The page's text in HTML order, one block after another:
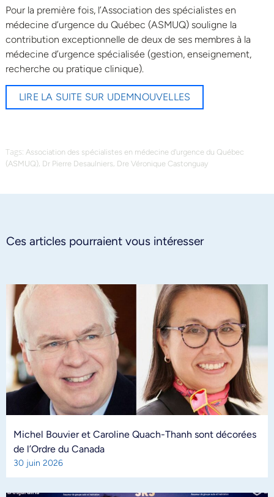
Pour la première fois, l’Association des spécialistes en
médecine d’urgence du Québec (ASMUQ) souligne la
contribution exceptionnelle de deux de ses membres à la
médecine d’urgence spécialisée (gestion, enseignement,
recherche ou pratique clinique).
LIRE LA SUITE SUR UDEMNOUVELLES
Tags: Association des spécialistes en médecine d'urgence du Québec
(ASMUQ), Dr Pierre Desaulniers, Dre Véronique Castonguay
Ces articles pourraient vous intéresser
Michel Bouvier et Caroline Quach-Thanh sont décorées
de l’Ordre du Canada
30 juin 2026